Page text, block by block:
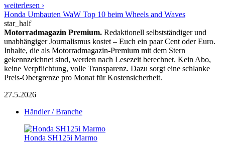
weiterlesen ›
Honda Umbauten WaW Top 10 beim Wheels and Waves
star_half
Motorradmagazin Premium. Redaktionell selbstständiger und
unabhängiger Journalismus kostet – Euch ein paar Cent oder Euro.
Inhalte, die als Motorradmagazin-Premium mit dem Stern
gekennzeichnet sind, werden nach Lesezeit berechnet. Kein Abo,
keine Verpflichtung, volle Transparenz. Dazu sorgt eine schlanke
Preis-Obergrenze pro Monat für Kostensicherheit.
27.5.2026
Händler / Branche
Honda SH125i Marmo